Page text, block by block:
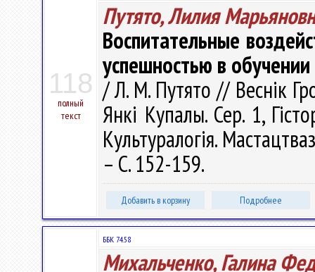
118
полный
текст
Путято, Лилия
Воспитательные
успешностью в обучении
/ Л. М. Путято // Веснік
Янкі Купалы. Сер. 1,
Культуралогія.
– С. 152-159.
Добавить в корзину Подробнее
ББК 74.58
Михальченко, Галина